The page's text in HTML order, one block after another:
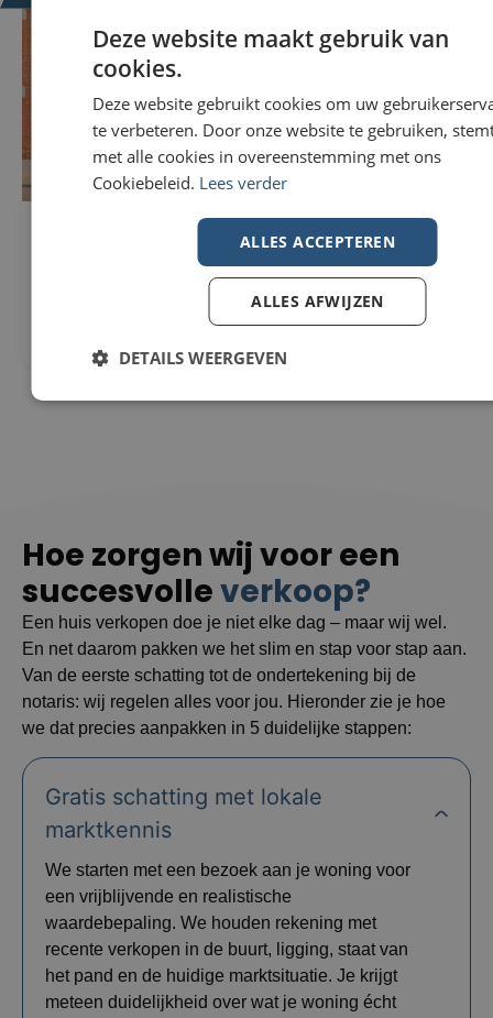
Woning Te koop in Wevelgem
296m²
3
1
Hoe zorgen wij voor een
succesvolleverkoop?
Een huis verkopen doe je niet elke dag – maar wij wel.
En net daarom pakken we het slim en stap voor stap aan.
Van de eerste schatting tot de ondertekening bij de
notaris: wij regelen alles voor jou. Hieronder zie je hoe
we dat precies aanpakken in 5 duidelijke stappen:
Gratis schatting met lokale
marktkennis
We starten met een bezoek aan je woning voor
een vrijblijvende en realistische
waardebepaling. We houden rekening met
recente verkopen in de buurt, ligging, staat van
het pand en de huidige marktsituatie. Je krijgt
meteen duidelijkheid over wat je woning écht
Deze website maakt gebruik van
cookies.
Deze website gebruikt cookies om uw
te verbeteren. Door onze website te gebruiken,
met alle cookies in overeenstemming met ons
Cookiebeleid. Lees verder
ALLES ACCEPTEREN
ALLES AFWIJZEN
DETAILS WEERGEVEN